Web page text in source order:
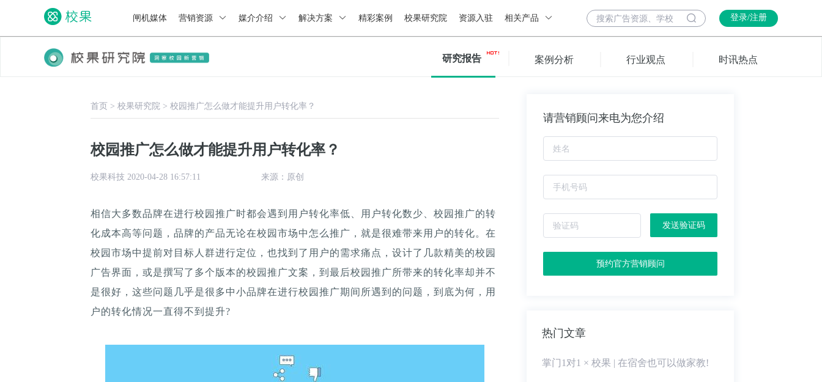
闸机媒体 营销资源 媒介介绍 解决方案 精彩案例 校果研究院 资源入驻 相关产品 登录/注册
研究报告 案例分析 行业观点 时讯热点
首页 > 校果研究院 > 校园推广怎么做才能提升用户转化率？
校园推广怎么做才能提升用户转化率？
校果科技 2020-04-28 16:57:11 来源：原创
相信大多数品牌在进行校园推广时都会遇到用户转化率低、用户转化数少、校园推广的转
化成本高等问题，品牌的产品无论在校园市场中怎么推广，就是很难带来用户的转化。在
校园市场中提前对目标人群进行定位，也找到了用户的需求痛点，设计了几款精美的校园
广告界面，或是撰写了多个版本的校园推广文案，到最后校园推广所带来的转化率却并不
是很好，这些问题几乎是很多中小品牌在进行校园推广期间所遇到的问题，到底为何，用
户的转化情况一直得不到提升?
请营销顾问来电为您介绍
发送验证码
预约官方营销顾问
热门文章
掌门1对1 × 校果 | 在宿舍也可以做家教!